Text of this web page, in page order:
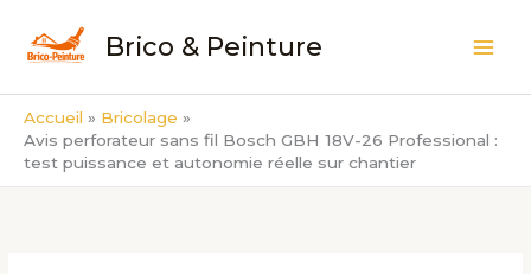
Brico & Peinture
Accueil
Bricolage
Avis perforateur sans fil Bosch GBH 18V-26 Professional :
test puissance et autonomie réelle sur chantier